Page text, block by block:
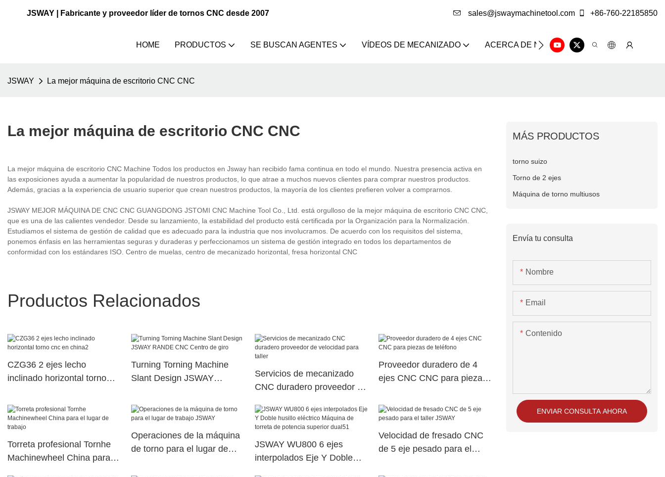
JSWAY | Fabricante y proveedor líder de tornos CNC desde 2007 sales@jswaymachinetool.com +86-760-22185850
HOME PRODUCTOS SE BUSCAN AGENTES VÍDEOS DE MECANIZADO ACERCA DE NOSOTROS SOLUCIÓN
JSWAY La mejor máquina de escritorio CNC CNC
La mejor máquina de escritorio CNC CNC
La mejor máquina de escritorio CNC Machine Todos los productos en Jsway han recibido fama continua en todo el mundo. Nuestra presencia activa en
las exposiciones ayuda a aumentar la popularidad de nuestros productos, lo que atrae a muchos nuevos clientes para comprar nuestros productos.
Además, gracias a la experiencia de usuario superior que crean nuestros productos, la mayoría de los clientes prefieren volver a comprarnos.
JSWAY MEJOR MÁQUINA DE CNC CNC GUANGDONG JSTOMI CNC Machine Tool Co., Ltd. está orgulloso de la mejor máquina de escritorio CNC CNC,
que es una de las calientes vendedor. Desde su lanzamiento, la estabilidad del producto está certificada por la Organización para la Normalización.
Estudiamos el sistema de gestión de calidad que es adecuado para la industria que nos involucramos. De acuerdo con los requisitos del sistema,
ponemos énfasis en las herramientas seguras y duraderas y perfeccionamos un sistema de gestión integrado en todos los departamentos de
conformidad con los estándares ISO. Centro de muelas, centro de mecanizado horizontal, fresa horizontal CNC
Productos Relacionados
CZG36 2 ejes lecho
inclinado horizontal torno
Turning Torning Machine
Slant Design JSWAY
Servicios de mecanizado
CNC duradero proveedor de
Proveedor duradero de 4
ejes CNC CNC para piezas
Torreta profesional Tornhe
Machinewheel China para el
Operaciones de la máquina
de torno para el lugar de
JSWAY WU800 6 ejes
interpolados Eje Y Doble
Velocidad de fresado CNC
de 5 eje pesado para el
MÁS PRODUCTOS
torno suizo
Torno de 2 ejes
Máquina de torno multiusos
Envía tu consulta
Nombre
Email
Contenido
ENVIAR CONSULTA AHORA